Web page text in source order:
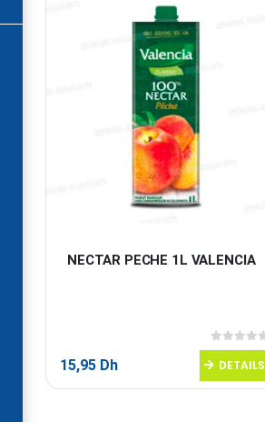
NECTAR PECHE 1L VALENCIA
0sur 5
15,95 Dh DETAILS